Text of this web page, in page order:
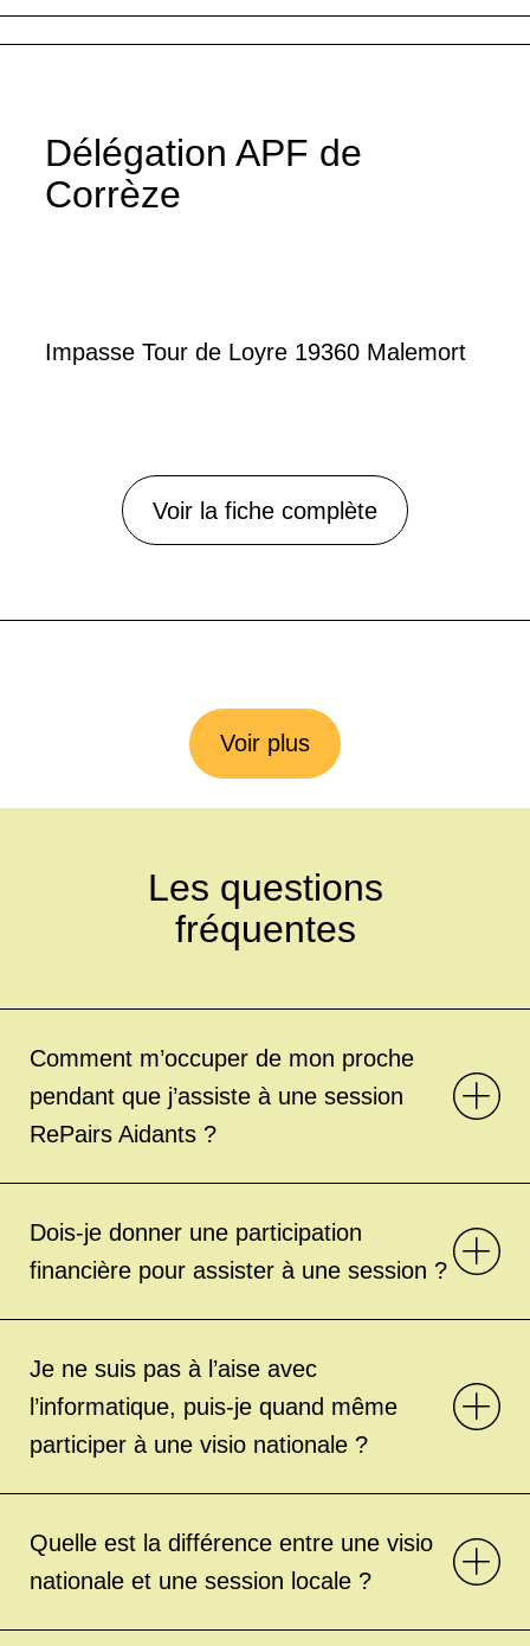
Délégation APF de
Corrèze
Impasse Tour de Loyre 19360 Malemort
Voir la fiche complète
Voir plus
Les questions
fréquentes
Comment m’occuper de mon proche
pendant que j’assiste à une session
RePairs Aidants ?
Dois-je donner une participation
financière pour assister à une session ?
Je ne suis pas à l’aise avec
l’informatique, puis-je quand même
participer à une visio nationale ?
Quelle est la différence entre une visio
nationale et une session locale ?